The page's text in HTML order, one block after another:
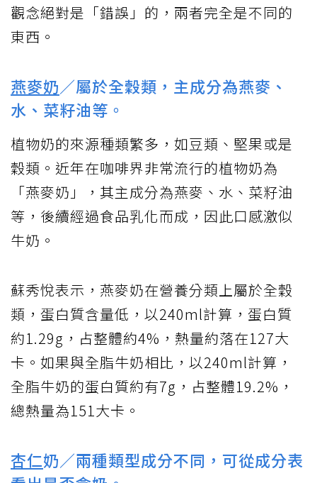
觀念絕對是「錯誤」的，兩者完全是不同的
東西。
燕麥奶／屬於全穀類，主成分為燕麥、
水、菜籽油等。
植物奶的來源種類繁多，如豆類、堅果或是
穀類。近年在咖啡界非常流行的植物奶為
「燕麥奶」，其主成分為燕麥、水、菜籽油
等，後續經過食品乳化而成，因此口感激似
牛奶。
蘇秀悅表示，燕麥奶在營養分類上屬於全穀
類，蛋白質含量低，以240ml計算，蛋白質
約1.29g，占整體約4%，熱量約落在127大
卡。如果與全脂牛奶相比，以240ml計算，
全脂牛奶的蛋白質約有7g，占整體19.2%，
總熱量為151大卡。
杏仁奶／兩種類型成分不同，可從成分表